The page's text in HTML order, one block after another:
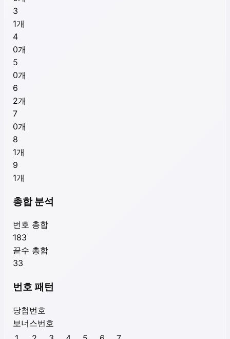
3
1개
4
0개
5
0개
6
2개
7
0개
8
1개
9
1개
총합 분석
번호 총합
183
끝수 총합
33
번호 패턴
당첨번호
보너스번호